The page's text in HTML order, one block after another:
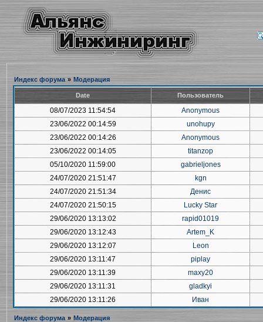
Индекс форума » Модерация
Date Пользователь
08/07/2023 11:54:54
Anonymous
23/06/2022 00:14:59
unohupy
23/06/2022 00:14:26
Anonymous
23/06/2022 00:14:05
titanzop
05/10/2020 11:59:00
gabrieljones
24/07/2020 21:51:47
kgn
24/07/2020 21:51:34
Денис
24/07/2020 21:50:15
Lucky Star
29/06/2020 13:13:02
rapid01019
29/06/2020 13:12:43
Artem_K
29/06/2020 13:12:07
Leon
29/06/2020 13:11:47
piplay
29/06/2020 13:11:39
maxy20
29/06/2020 13:11:31
gladkyi
29/06/2020 13:11:26
Иван
Индекс форума » Модерация